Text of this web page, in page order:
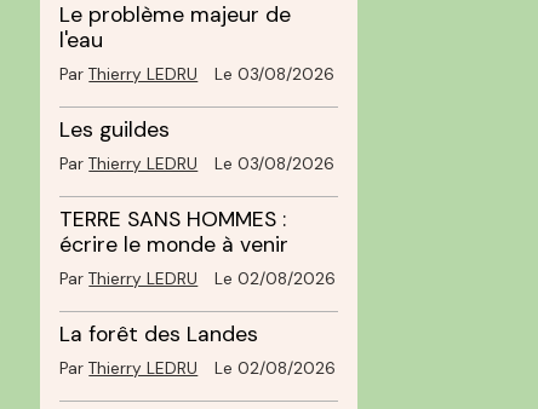
Le problème majeur de
l'eau
ParThierry LEDRU Le 03/08/2026
Les guildes
ParThierry LEDRU Le 03/08/2026
TERRE SANS HOMMES :
écrire le monde à venir
ParThierry LEDRU Le 02/08/2026
La forêt des Landes
ParThierry LEDRU Le 02/08/2026